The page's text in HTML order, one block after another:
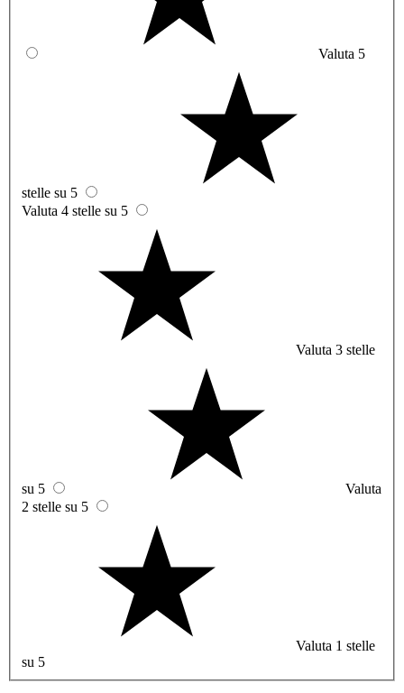
Valuta 5
stelle su 5
Valuta 4 stelle su 5
Valuta 3 stelle
su 5
Valuta
2 stelle su 5
Valuta 1 stelle
su 5